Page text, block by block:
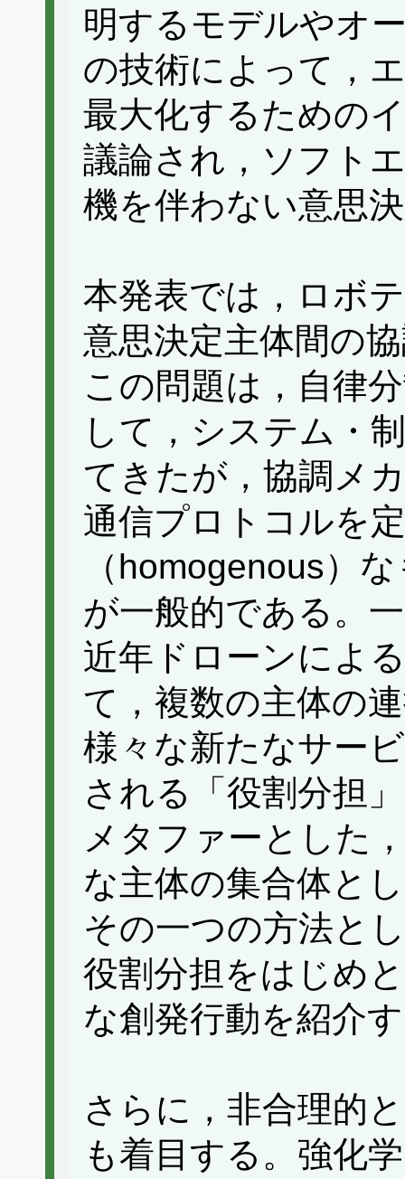
明するモデルやオ
の技術によって，
最大化するための
議論され，ソフト
機を伴わない意思
本発表では，ロボ
意思決定主体間の
この問題は，自律
して，システム・
てきたが，協調メ
通信プロトコルを
（homogenous）
が一般的である。
近年ドローンによ
て，複数の主体の
様々な新たなサー
される「役割分担
メタファーとした
な主体の集合体と
その一つの方法と
役割分担をはじめ
な創発行動を紹介
さらに，非合理的
も着目する。強化